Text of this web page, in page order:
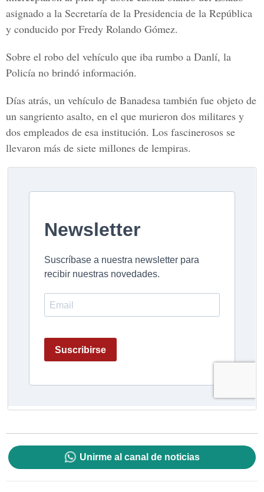
asignado a la Secretaría de la Presidencia de la República
y conducido por Fredy Rolando Gómez.
Sobre el robo del vehículo que iba rumbo a Danlí, la
Policía no brindó información.
Días atrás, un vehículo de Banadesa también fue objeto de
un sangriento asalto, en el que murieron dos militares y
dos empleados de esa institución. Los fascinerosos se
llevaron más de siete millones de lempiras.
Unirme al canal de noticias